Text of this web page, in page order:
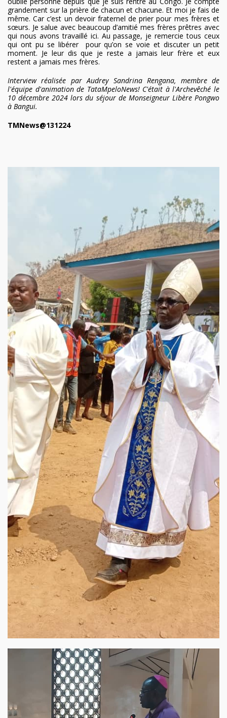
grandement sur la prière de chacun et chacune. Et moi je fais de
même. Car c’est un devoir fraternel de prier pour mes frères et
sœurs. Je salue avec beaucoup d’amitié mes frères prêtres avec
qui nous avons travaillé ici. Au passage, je remercie tous ceux
qui ont pu se libérer pour qu’on se voie et discuter un petit
moment. Je leur dis que je reste a jamais leur frère et eux
restent a jamais mes frères.
Interview réalisée par Audrey Sandrina Rengana, membre de
l'équipe d'animation de TataMpeloNews! C'était à l'Archevêché le
10 décembre 2024 lors du séjour de Monseigneur Libère Pongwo
à Bangui.
TMNews@131224